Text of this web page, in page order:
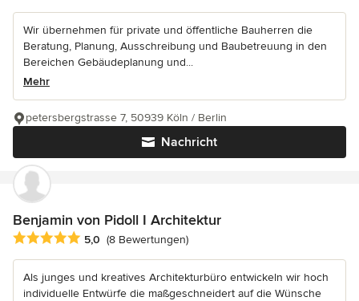
Wir übernehmen für private und öffentliche Bauherren die
Beratung, Planung, Ausschreibung und Baubetreuung in den
Bereichen Gebäudeplanung und...
Mehr
Nachricht
petersbergstrasse 7, 50939 Köln / Berlin
Benjamin von Pidoll I Architektur
Durchschnittliche Bewertung: 5 von 5 Sternen
5,0 (8 Bewertungen)
Als junges und kreatives Architekturbüro entwickeln wir hoch
individuelle Entwürfe die maßgeschneidert auf die Wünsche